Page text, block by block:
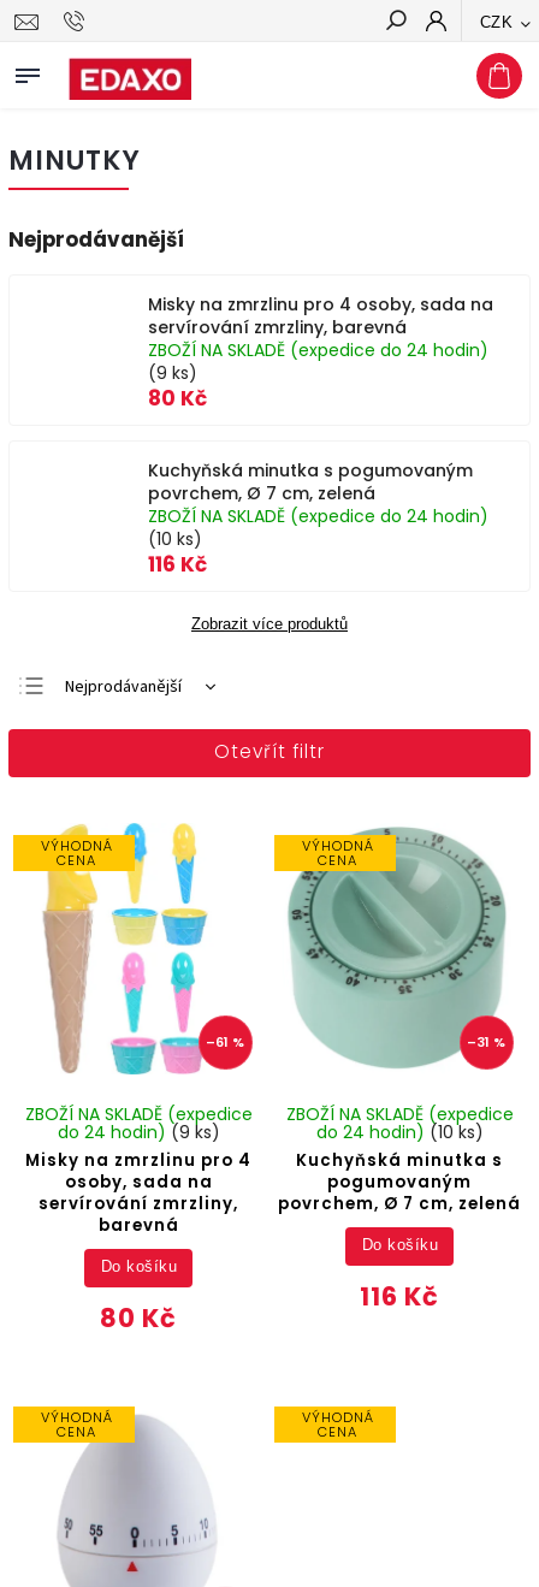
CZK
Hledat
MINUTKY
Nejprodávanější
Misky na zmrzlinu pro 4 osoby, sada na
servírování zmrzliny, barevná
ZBOŽÍ NA SKLADĚ (expedice do 24 hodin)
(9 ks)
80 Kč
Kuchyňská minutka s pogumovaným
povrchem, Ø 7 cm, zelená
ZBOŽÍ NA SKLADĚ (expedice do 24 hodin)
(10 ks)
116 Kč
Zobrazit více produktů
Doporučujeme
Nejprodávanější
Abecedně
Otevřít filtr
VÝHODNÁ
CENA
–61 %
Misky na zmrzlinu pro 4
osoby, sada na
servírování zmrzliny,
barevná
ZBOŽÍ NA SKLADĚ (expedice
do 24 hodin) (9 ks)
80 Kč
Do košíku
VÝHODNÁ
CENA
–31 %
Kuchyňská minutka s
pogumovaným
povrchem, Ø 7 cm, zelená
ZBOŽÍ NA SKLADĚ (expedice
do 24 hodin) (10 ks)
116 Kč
Do košíku
VÝHODNÁ
CENA
VÝHODNÁ
CENA